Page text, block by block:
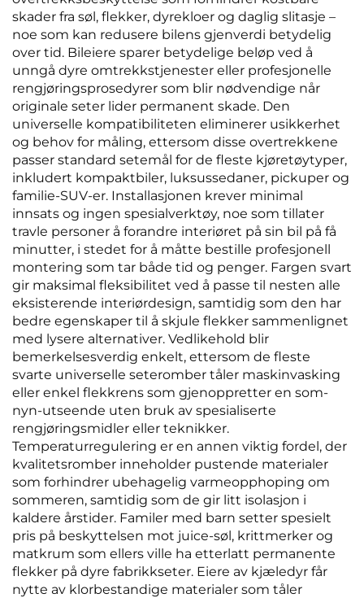
skader fra søl, flekker, dyrekloer og daglig slitasje –
noe som kan redusere bilens gjenverdi betydelig
over tid. Bileiere sparer betydelige beløp ved å
unngå dyre omtrekkstjenester eller profesjonelle
rengjøringsprosedyrer som blir nødvendige når
originale seter lider permanent skade. Den
universelle kompatibiliteten eliminerer usikkerhet
og behov for måling, ettersom disse overtrekkene
passer standard setemål for de fleste kjøretøytyper,
inkludert kompaktbiler, luksussedaner, pickuper og
familie-SUV-er. Installasjonen krever minimal
innsats og ingen spesialverktøy, noe som tillater
travle personer å forandre interiøret på sin bil på få
minutter, i stedet for å måtte bestille profesjonell
montering som tar både tid og penger. Fargen svart
gir maksimal fleksibilitet ved å passe til nesten alle
eksisterende interiørdesign, samtidig som den har
bedre egenskaper til å skjule flekker sammenlignet
med lysere alternativer. Vedlikehold blir
bemerkelsesverdig enkelt, ettersom de fleste
svarte universelle seteromber tåler maskinvasking
eller enkel flekkrens som gjenoppretter en som-
nyn-utseende uten bruk av spesialiserte
rengjøringsmidler eller teknikker.
Temperaturregulering er en annen viktig fordel, der
kvalitetsromber inneholder pustende materialer
som forhindrer ubehagelig varmeopphoping om
sommeren, samtidig som de gir litt isolasjon i
kaldere årstider. Familer med barn setter spesielt
pris på beskyttelsen mot juice-søl, krittmerker og
matkrum som ellers ville ha etterlatt permanente
flekker på dyre fabrikkseter. Eiere av kjæledyr får
nytte av klorbestandige materialer som tåler